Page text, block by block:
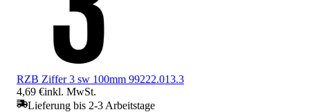
RZB Ziffer 3 sw 100mm 99222.013.3
4,69 €inkl. MwSt.
Lieferung bis 2-3 Arbeitstage